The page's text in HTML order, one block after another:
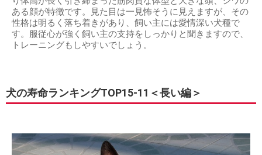
ある顔が特徴です。見た目は一見怖そうに見えますが、その
性格は明るく落ち着きがあり、飼い主には愛情深い犬種で
す。服従心が強く飼い主の支持をしっかりと聞きますので、
トレーニングもしやすいでしょう。
犬の寿命ランキングTOP15-11＜長い編＞